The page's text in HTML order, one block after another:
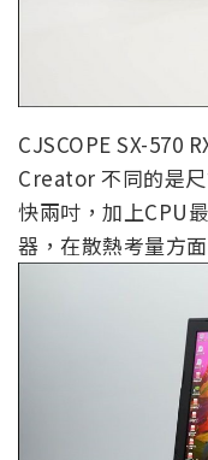
CJSCOPE SX-570
Creator 不同的是
快兩吋，加上CPU
器，在散熱考量方